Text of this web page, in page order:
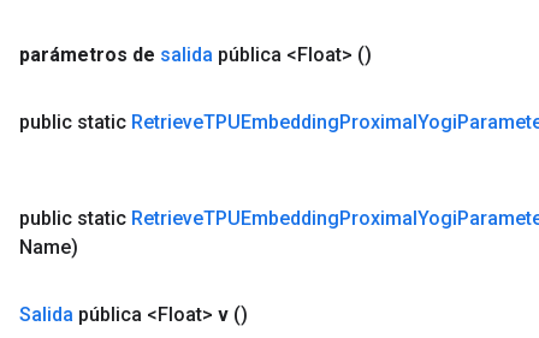
parámetros de salida pública <Float> ()
public static RetrieveTPUEmbeddingProximalYogi
public static RetrieveTPUEmbeddingProximalYogi
Name)
Salida pública <Float> v ()